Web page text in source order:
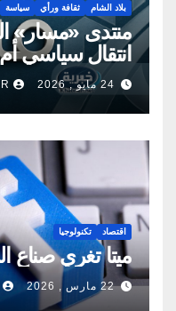
بلاد الشام ثقافة ورأي سياسة
منتدى
انتقال سياسي
جديدة؟
24 مايو , 2026
اقتصاد تكنولوجيا
ميتا تغري صناع
22 مارس , 2026